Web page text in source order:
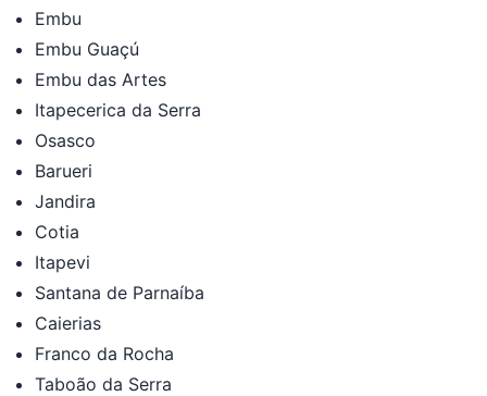
Embu
Embu Guaçú
Embu das Artes
Itapecerica da Serra
Osasco
Barueri
Jandira
Cotia
Itapevi
Santana de Parnaíba
Caierias
Franco da Rocha
Taboão da Serra